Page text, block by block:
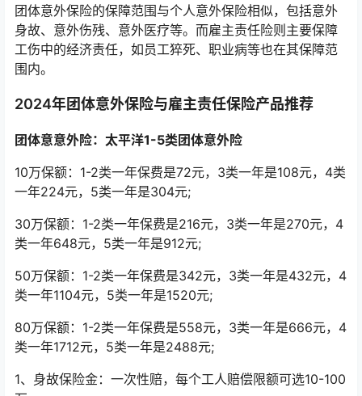
团体意外保险的保障范围与个人意外保险相似，包括意外
身故、意外伤残、意外医疗等。而雇主责任险则主要保障
工伤中的经济责任，如员工猝死、职业病等也在其保障范
围内。
2024年团体意外保险与雇主责任保险产品推荐
团体意意外险：太平洋1-5类团体意外险
10万保额：1-2类一年保费是72元，3类一年是108元，4类
一年224元，5类一年是304元;
30万保额：1-2类一年保费是216元，3类一年是270元，4
类一年648元，5类一年是912元;
50万保额：1-2类一年保费是342元，3类一年是432元，4
类一年1104元，5类一年是1520元;
80万保额：1-2类一年保费是558元，3类一年是666元，4
类一年1712元，5类一年是2488元;
1、身故保险金：一次性赔，每个工人赔偿限额可选10-100